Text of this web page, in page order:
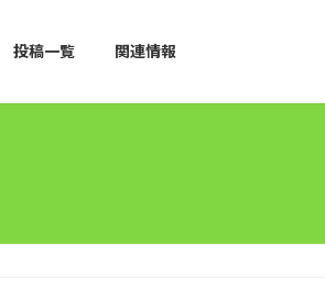
投稿一覧 関連情報